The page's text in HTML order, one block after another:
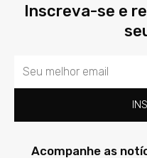
Inscreva-se e
Email
Acompanhe as